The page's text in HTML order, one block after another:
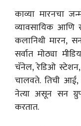
काव्या मारनचा
व्यावसायिक आणि
कलानिथी मारन,
सर्वात मोठ्या
चॅनेल, रेडिओ स्टेशन,
चालवते. तिची
नेत्या असून सन
करतात.